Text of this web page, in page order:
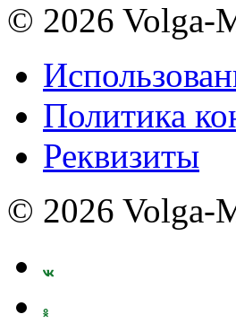
© 2026 Volga-
Политика
Реквизиты
© 2026 Volga-